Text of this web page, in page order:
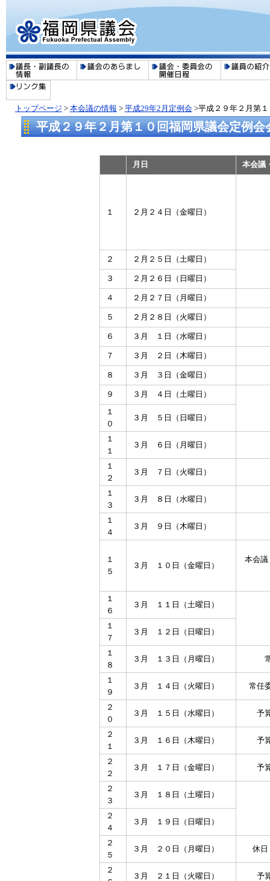
トップページ > 本会議の情報 > 平成29年2月定例会>平成２９年２月第
平成２９年２月第１０回福岡県議会定例会
月日 本会議
１ ２月２４日（金曜日）
２ ２月２５日（土曜日）
３ ２月２６日（日曜日）
４ ２月２７日（月曜日）
５ ２月２８日（火曜日）
６ ３月 １日（水曜日）
７ ３月 ２日（木曜日）
８ ３月 ３日（金曜日）
９ ３月 ４日（土曜日）
１
０
３月 ５日（日曜日）
１
１
３月 ６日（月曜日）
１
２
３月 ７日（火曜日）
１
３
３月 ８日（水曜日）
１
４
３月 ９日（木曜日）
１
５
３月 １０日（金曜日）
本会
１
６
３月 １１日（土曜日）
１
７
３月 １２日（日曜日）
１
８
３月 １３日（月曜日）
１
９
３月 １４日（火曜日） 常任
２
０
３月 １５日（水曜日） 予
２
１
３月 １６日（木曜日） 予
２
２
３月 １７日（金曜日） 予
２
３
３月 １８日（土曜日）
２
４
３月 １９日（日曜日）
２
５
３月 ２０日（月曜日） 休日
２
３月 ２１日（火曜日） 予